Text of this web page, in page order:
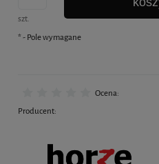
szt.
*- Pole wymagane
Ocena:
Producent: